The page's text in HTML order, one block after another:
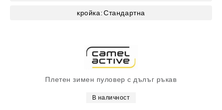
Плетен зимен пуловер с дълъг ръкав
В наличност
кройка:Стандартна